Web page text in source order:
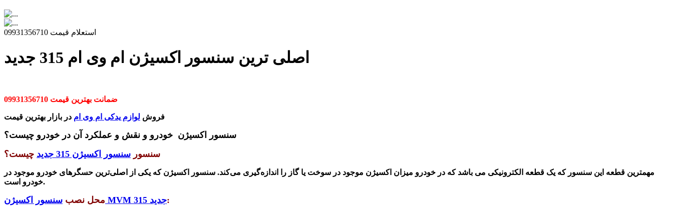
استعلام قیمت 09931356710
اصلی ترین سنسور اکسیژن ام وی ام 315 جدید
ضمانت بهترین قیمت 09931356710
فروش لوازم یدکی ام وی ام در بازار بهترین قیمت
سنسور اکسیژن خودرو و نقش و عملکرد آن در خودرو چیست؟
سنسور سنسور اکسیژن 315 جدید چیست؟
مهمترین قطعه این سنسور که یک قطعه الکترونیکی می باشد که در خودرو میزان اکسیژن موجود در سوخت یا گاز را اندازه‌گیری می‌کند. سنسور اکسیژن که یکی از اصلی‌ترین حسگرهای خودرو موجود در
خودرو است.
محل نصب سنسور اکسیژن MVM 315 جدید: